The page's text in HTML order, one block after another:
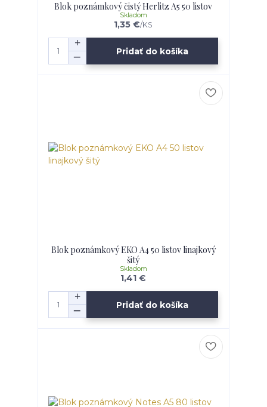
Blok poznámkový čistý Herlitz A5 50 listov
1,35 €/KS
Skladom
Pridať do košíka
Blok poznámkový EKO A4 50 listov linajkový
šitý
1,41 €
Skladom
Pridať do košíka